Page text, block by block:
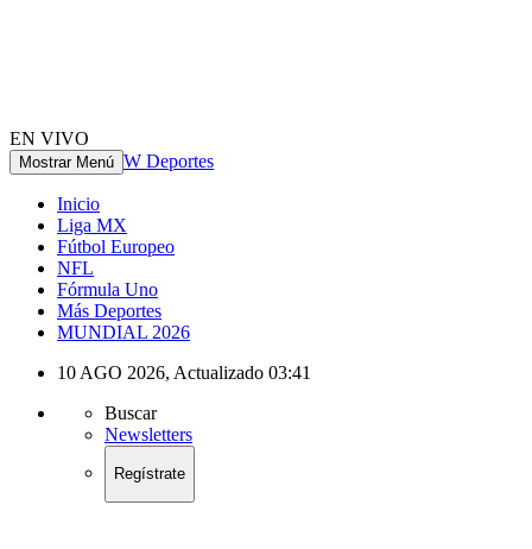
EN VIVO
Mostrar Menú W Deportes
Inicio
Liga MX
Fútbol Europeo
NFL
Fórmula Uno
Más Deportes
MUNDIAL 2026
10 AGO 2026, Actualizado 03:41
Buscar
Newsletters
Regístrate